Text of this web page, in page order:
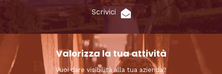
Scrivici
Valorizza la tua attività
Vuoi dare visibilità alla tua azienda?